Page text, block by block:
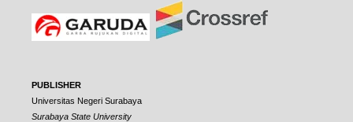
PUBLISHER
Universitas Negeri Surabaya
Surabaya State University